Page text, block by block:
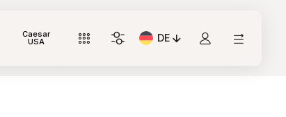
Caesar
USA DE
Aktuelle Sprache: Italiano